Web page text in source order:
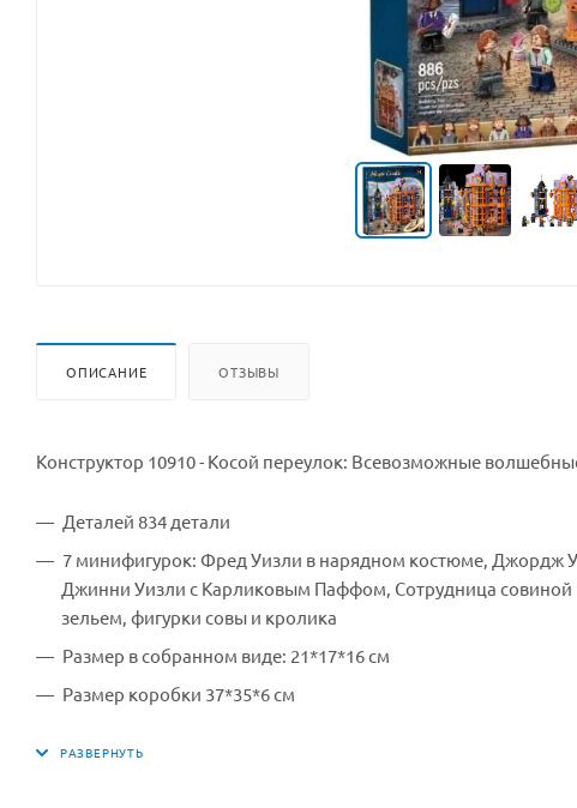
ОПИСАНИЕ ОТЗЫВЫ
Конструктор 10910 - Косой переулок: Всевозможные
Деталей 834 детали
7 минифигурок: Фред Уизли в нарядном костюме, Джордж
Джинни Уизли с Карликовым Паффом, Сотрудница
зельем, фигурки совы и кролика
Размер в собранном виде: 21*17*16 см
Размер коробки 37*35*6 см